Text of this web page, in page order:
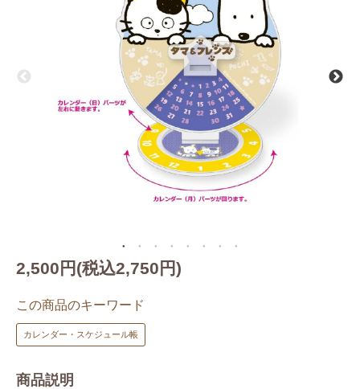
2,500円(税込2,750円)
この商品のキーワード
カレンダー・スケジュール帳
商品説明